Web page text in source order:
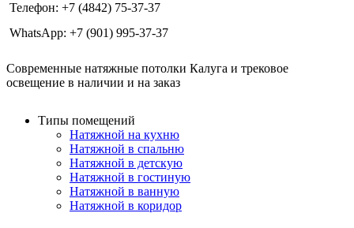
Телефон: +7 (4842) 75-37-37
WhatsApp: +7 (901) 995-37-37
Современные натяжные потолки Калуга и трековое
освещение в наличии и на заказ
Типы помещений
Натяжной на кухню
Натяжной в спальню
Натяжной в детскую
Натяжной в гостиную
Натяжной в ванную
Натяжной в коридор